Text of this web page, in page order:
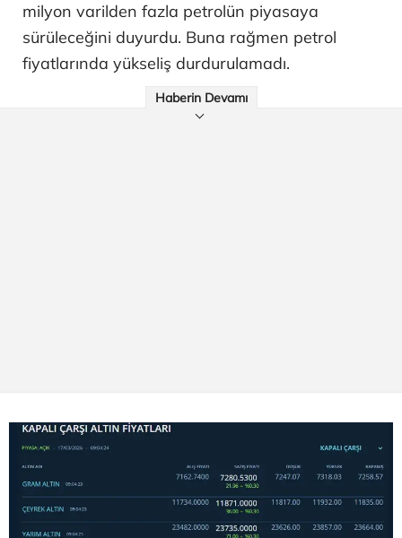
milyon varilden fazla petrolün piyasaya
sürüleceğini duyurdu. Buna rağmen petrol
fiyatlarında yükseliş durdurulamadı.
Haberin Devamı